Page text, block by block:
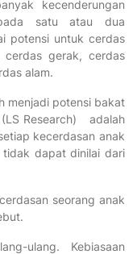
kecenderungan
satu atau dua
potensi untuk cerdas
cerdas gerak, cerdas
alam.
menjadi potensi bakat
(LS Research) adalah
kecerdasan anak
tidak dapat dinilai dari
seorang anak
ulang. Kebiasaan